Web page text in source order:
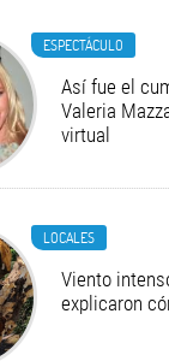
ESPECTÁCULO
Así fue el
Valeria
virtual
LOCALES
Viento
explicaron